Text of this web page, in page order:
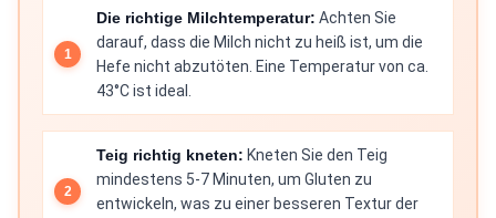
Die richtige Milchtemperatur: Achten Sie
darauf, dass die Milch nicht zu heiß ist, um die
Hefe nicht abzutöten. Eine Temperatur von ca.
43°C ist ideal.
Teig richtig kneten: Kneten Sie den Teig
mindestens 5-7 Minuten, um Gluten zu
entwickeln, was zu einer besseren Textur der